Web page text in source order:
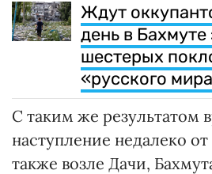
Ждут
день в
шестерых
«русского
С таким же результатом
наступление недалеко от
также возле Дачи,